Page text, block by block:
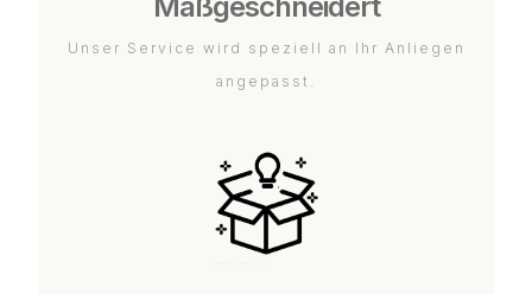
Unser Service wird speziell an Ihr Anliegen
angepasst.